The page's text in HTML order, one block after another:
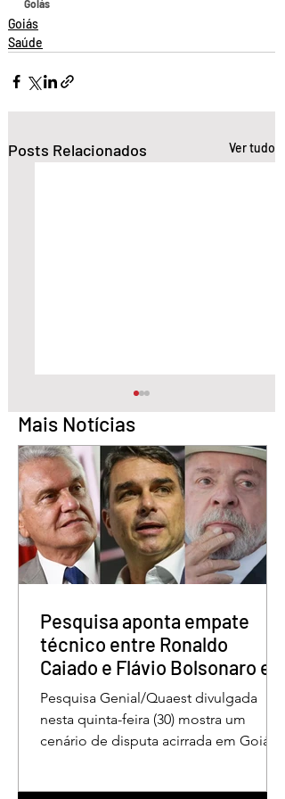
Goiás
Goiás
Saúde
Posts Relacionados Ver tudo
Pesquisa aponta Daniel
Vilela na liderança da
disputa pelo Governo
de Goiás
Mais Notícias
Pesquisa aponta empate
técnico entre Ronaldo
Caiado e Flávio Bolsonaro em
Goiás
Pesquisa Genial/Quaest divulgada
nesta quinta-feira (30) mostra um
cenário de disputa acirrada em Goiás